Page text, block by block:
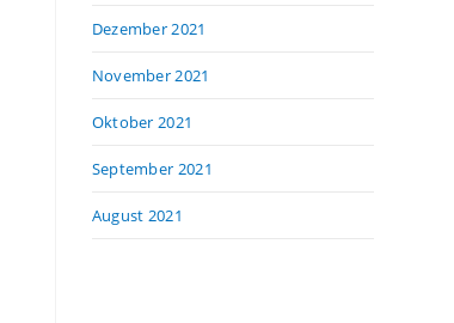
Dezember 2021
November 2021
Oktober 2021
September 2021
August 2021